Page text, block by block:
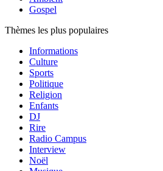
Gospel
Thèmes les plus populaires
Informations
Culture
Sports
Politique
Religion
Enfants
DJ
Rire
Radio Campus
Interview
Noël